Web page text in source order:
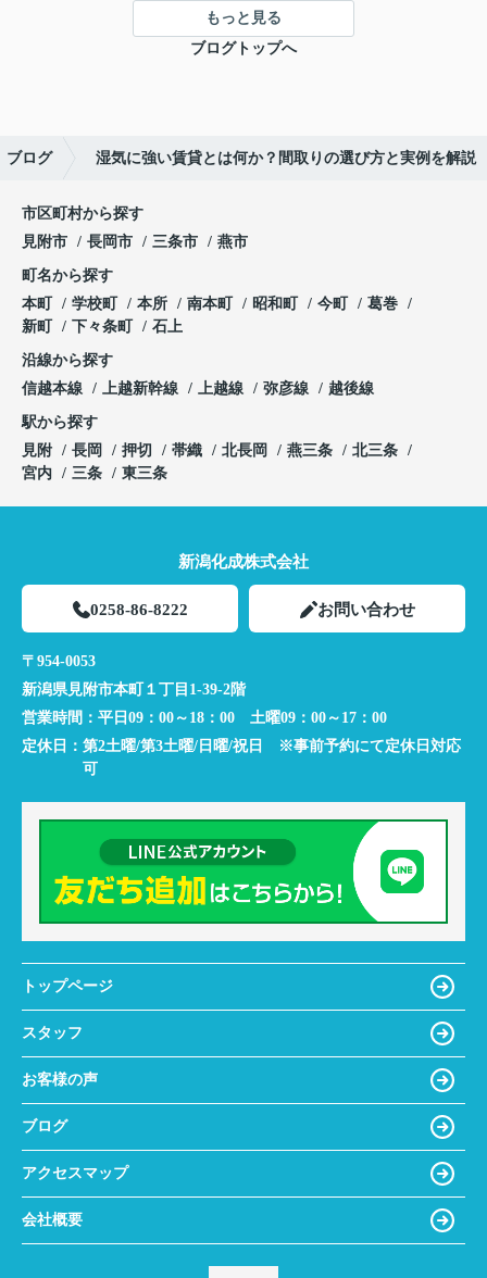
もっと見る
ブログトップへ
ブログ 湿気に強い賃貸とは何か？間取りの選び方と実例を解説
市区町村から探す
見附市
長岡市 三条市 燕市
町名から探す
本町
学校町 本所 南本町 昭和町 今町
葛巻
新町
下々条町 石上
沿線から探す
信越本線
上越新幹線 上越線 弥彦線 越後線
駅から探す
見附
長岡 押切 帯織 北長岡 燕三条
北三条
宮内
三条 東三条
新潟化成株式会社
0258-86-8222 お問い合わせ
〒954-0053
新潟県見附市本町１丁目1-39-2階
営業時間： 平日09：00～18：00 土曜09：00～17：00
定休日： 第2土曜/第3土曜/日曜/祝日 ※事前予約にて定休日対応
可
トップページ
スタッフ
お客様の声
ブログ
アクセスマップ
会社概要